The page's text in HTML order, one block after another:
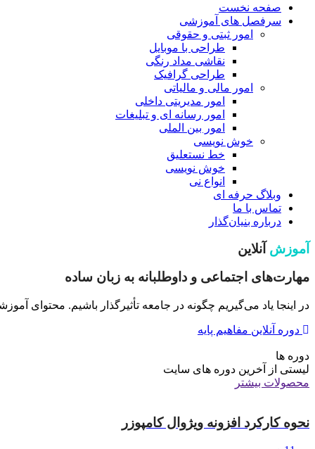
صفحه نخست
سرفصل های آموزشی
امور ثبتی و حقوقی
طراحی با موبایل
نقاشی مداد رنگی
طراحی گرافیک
امور مالی و مالیاتی
امور مدیریتی داخلی
امور رسانه ای و تبلیغات
امور بین الملی
خوش نویسی
خط نستعلیق
خوش نویسی
انواع نی
وبلاگ حرفه ای
تماس با ما
درباره بنیان‌گذار
آموزش آنلاین
مهارت‌های اجتماعی و داوطلبانه به زبان ساده
در اینجا یاد می‌گیریم چگونه در جامعه تأثیرگذار باشیم.
دوره آنلاین مفاهیم پایه
دوره ها
لیستی از آخرین دوره های سایت
محصولات بیشتر
نحوه کارکرد افزونه ویژوال کامپوزر